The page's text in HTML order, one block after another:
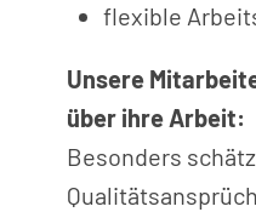
flexible
Unsere
über ihre Arbeit:
Besonders